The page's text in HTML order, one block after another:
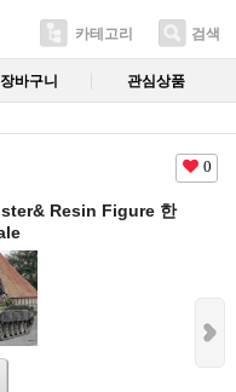
카테고리 검색
장바구니 관심상품
0
Resin Figure 한